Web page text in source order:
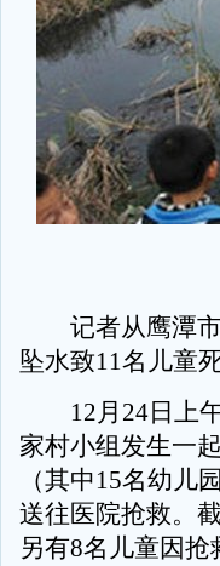
记者从鹰潭市
坠水致11名儿童死
12月24日上午
家村小组发生一
（其中15名幼儿
送往医院抢救。
另有8名儿童因